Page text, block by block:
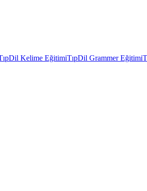
Kelime EğitimiTıpDil Grammer Eğitimi